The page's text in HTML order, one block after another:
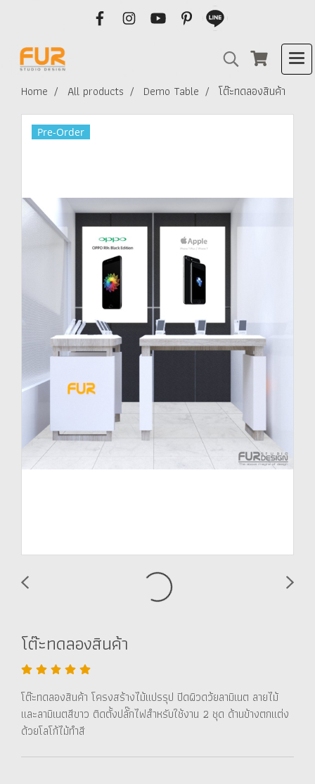
Home All products Demo Table โต๊ะทดลองสินค้า
Pre-Order
โต๊ะทดลองสินค้า
โต๊ะทดลองสินค้า โครงสร้างไม้แปรรุป ปิดผิวดว้ยลามิเนต ลายไม้
และลามิเนตสีขาว ติดตั้งปลั๊กไฟสำหรับใช้งาน 2 ชุด ด้านข้างตกแต่ง
ด้วยโลโก้ไม้ทำสี